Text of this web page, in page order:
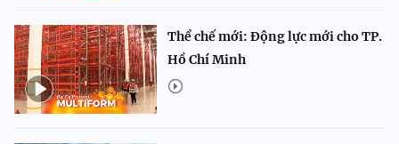
Thể chế mới: Động lực mới cho TP.
Hồ Chí Minh